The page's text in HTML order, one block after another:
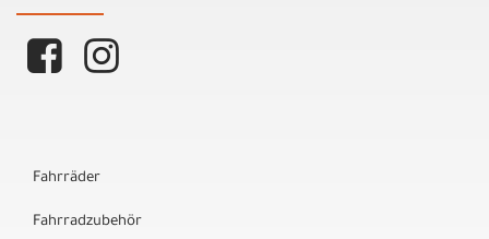
Fahrräder
Fahrradzubehör